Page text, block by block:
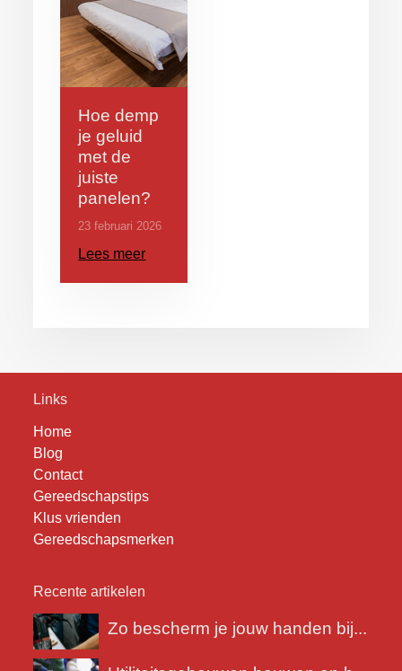
Hoe demp
je geluid
met de
juiste
panelen?
23 februari 2026
Lees meer
Links
Home
Blog
Contact
Gereedschapstips
Klus vrienden
Gereedschapsmerken
Recente artikelen
Zo bescherm je jouw handen bij...